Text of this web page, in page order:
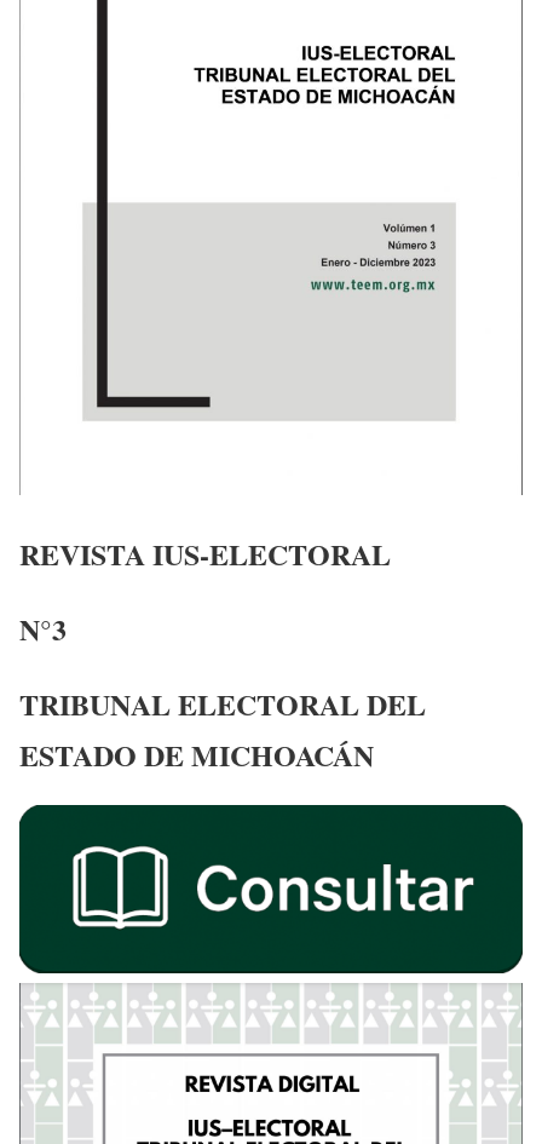
REVISTA IUS-ELECTORAL
N°3
TRIBUNAL ELECTORAL DEL
ESTADO DE MICHOACÁN